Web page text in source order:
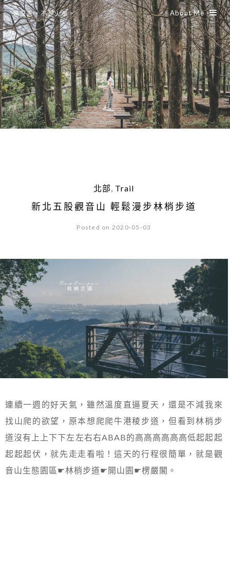
是艾思，不是火拳。 About Me
北部, Trail
新北五股觀音山 輕鬆漫步林梢步道
Posted on 2020-05-03
連續一週的好天氣，雖然溫度直逼夏天，還是不減我來
找山爬的欲望，原本想爬爬牛港稜步道，但看到林梢步
道沒有上上下下左左右右ABAB的高高高高高高低起起起
起起起伏，就先走走看啦！這天的行程很簡單，就是觀
音山生態園區☛林梢步道☛開山園☛楞嚴閣。